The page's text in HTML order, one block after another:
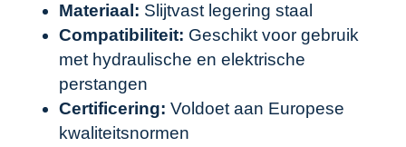
Materiaal: Slijtvast legering staal
Compatibiliteit: Geschikt voor gebruik
met hydraulische en elektrische
perstangen
Certificering: Voldoet aan Europese
kwaliteitsnormen